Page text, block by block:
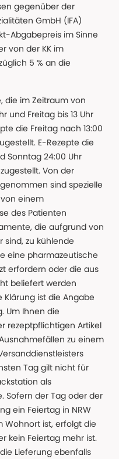
gegenüber der
GmbH (IFA)
Abgabepreis im Sinne
von der KK im
5 % an die
die im Zeitraum von
und Freitag bis 13 Uhr
die Freitag nach 13:00
E-Rezepte die
Sonntag 24:00 Uhr
Von der
sind spezielle
einem
des Patienten
die aufgrund von
zu kühlende
eine pharmazeutische
erfordern oder die aus
beliefert werden
ist die Angabe
Um Ihnen die
rezeptpflichtigen Artikel
zu einem
Tag gilt nicht für
als
Sofern der Tag oder der
ein Feiertag in NRW
Wohnort ist, erfolgt die
kein Feiertag mehr ist.
Lieferung ebenfalls